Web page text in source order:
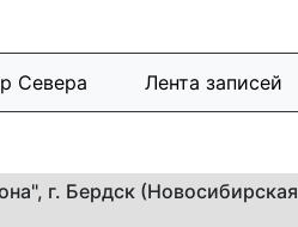
Севера Лента записей
г. Бердск (Новосибирская